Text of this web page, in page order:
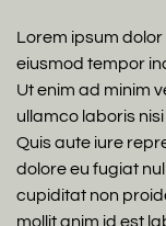
Lorem ipsum
eiusmod tempor
Ut enim ad minim
ullamco laboris
Quis aute iure
dolore eu fugiat
cupiditat non
mollit anim id est